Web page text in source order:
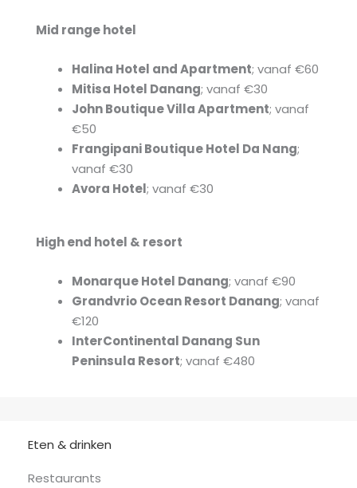
Mid rangehotel
Halina Hotel and Apartment; vanaf €60
Mitisa Hotel Danang; vanaf €30
John Boutique Villa Apartment; vanaf
€50
Frangipani Boutique Hotel Da Nang;
vanaf €30
Avora Hotel; vanaf €30
High end hotel & resort
Monarque Hotel Danang; vanaf €90
Grandvrio Ocean Resort Danang; vanaf
€120
InterContinental Danang Sun
Peninsula Resort; vanaf €480
Eten & drinken
Restaurants